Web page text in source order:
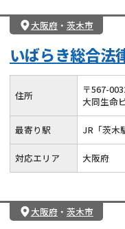
大阪府・ 茨木市
いばらき総合法
住所 〒567-
大同生命
最寄り駅 JR「茨木
対応エリア 大阪府
大阪府・ 茨木市